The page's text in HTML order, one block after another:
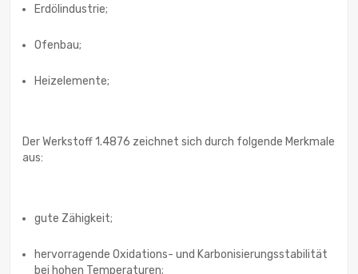
Erdölindustrie;
Ofenbau;
Heizelemente;
Der Werkstoff 1.4876 zeichnet sich durch folgende Merkmale
aus:
gute Zähigkeit;
hervorragende Oxidations- und Karbonisierungsstabilität
bei hohen Temperaturen;